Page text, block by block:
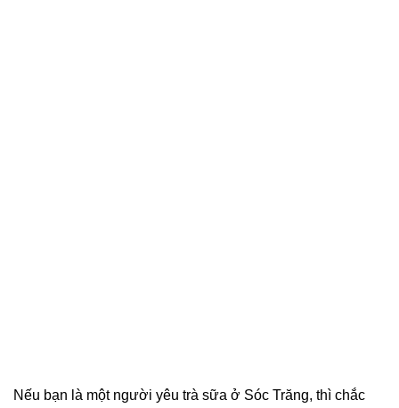
Nếu bạn là một người yêu trà sữa ở Sóc Trăng, thì chắc